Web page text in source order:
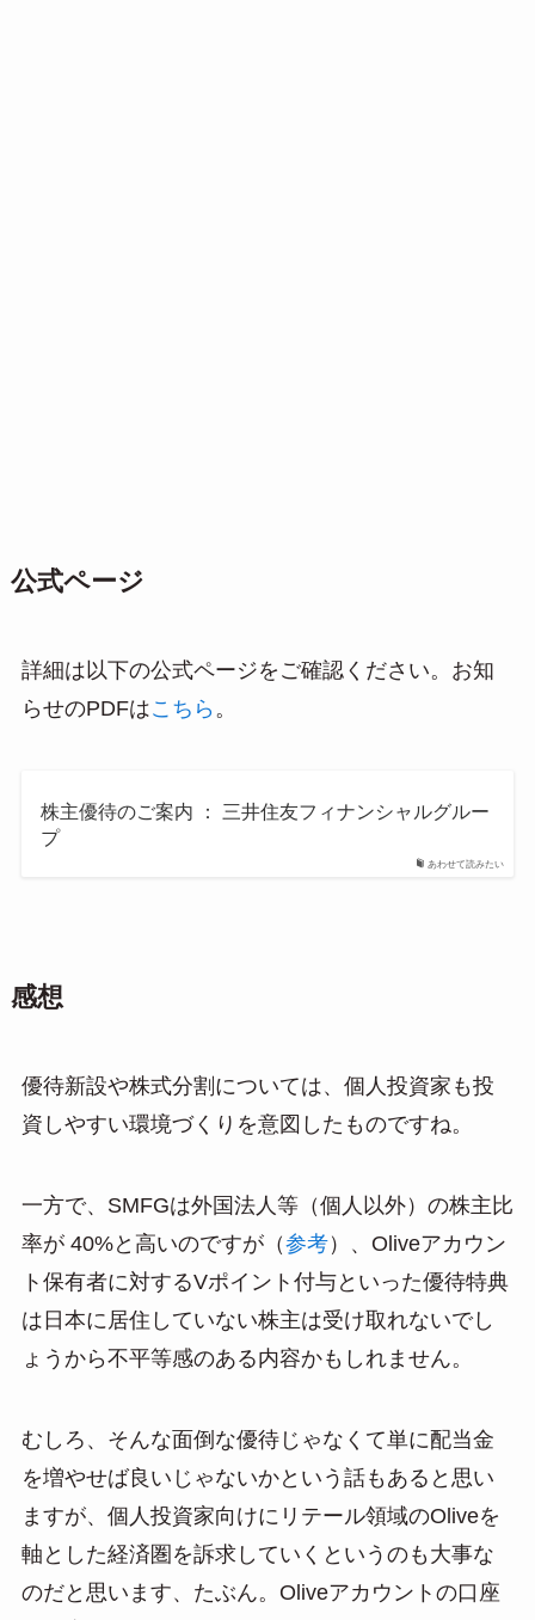
公式ページ
詳細は以下の公式ページをご確認ください。お知
らせのPDFはこちら 。
あわせて読みたい
株主優待のご案内 ： 三井住友フィナンシャルグルー
プ
感想
優待新設や株式分割については、個人投資家も投
資しやすい環境づくりを意図したものですね。
一方で、SMFGは外国法人等（個人以外）の株主比
率が 40%と高いのですが（参考）、Oliveアカウン
ト保有者に対するVポイント付与といった優待特典
は日本に居住していない株主は受け取れないでし
ょうから不平等感のある内容かもしれません。
むしろ、そんな面倒な優待じゃなくて単に配当金
を増やせば良いじゃないかという話もあると思い
ますが、個人投資家向けにリテール領域のOliveを
軸とした経済圏を訴求していくというのも大事な
のだと思います、たぶん。Oliveアカウントの口座